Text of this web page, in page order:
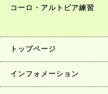
コーロ・アルトピア練習
トップページ
インフォメーション